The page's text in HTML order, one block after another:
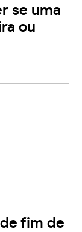
se uma
ou
fim de